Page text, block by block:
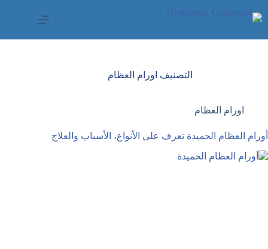
إلى
التصنيف اورام العظام
اورام العظام
أورام العظام الحميدة تعرف على الأنواع، الأسباب والعلاج